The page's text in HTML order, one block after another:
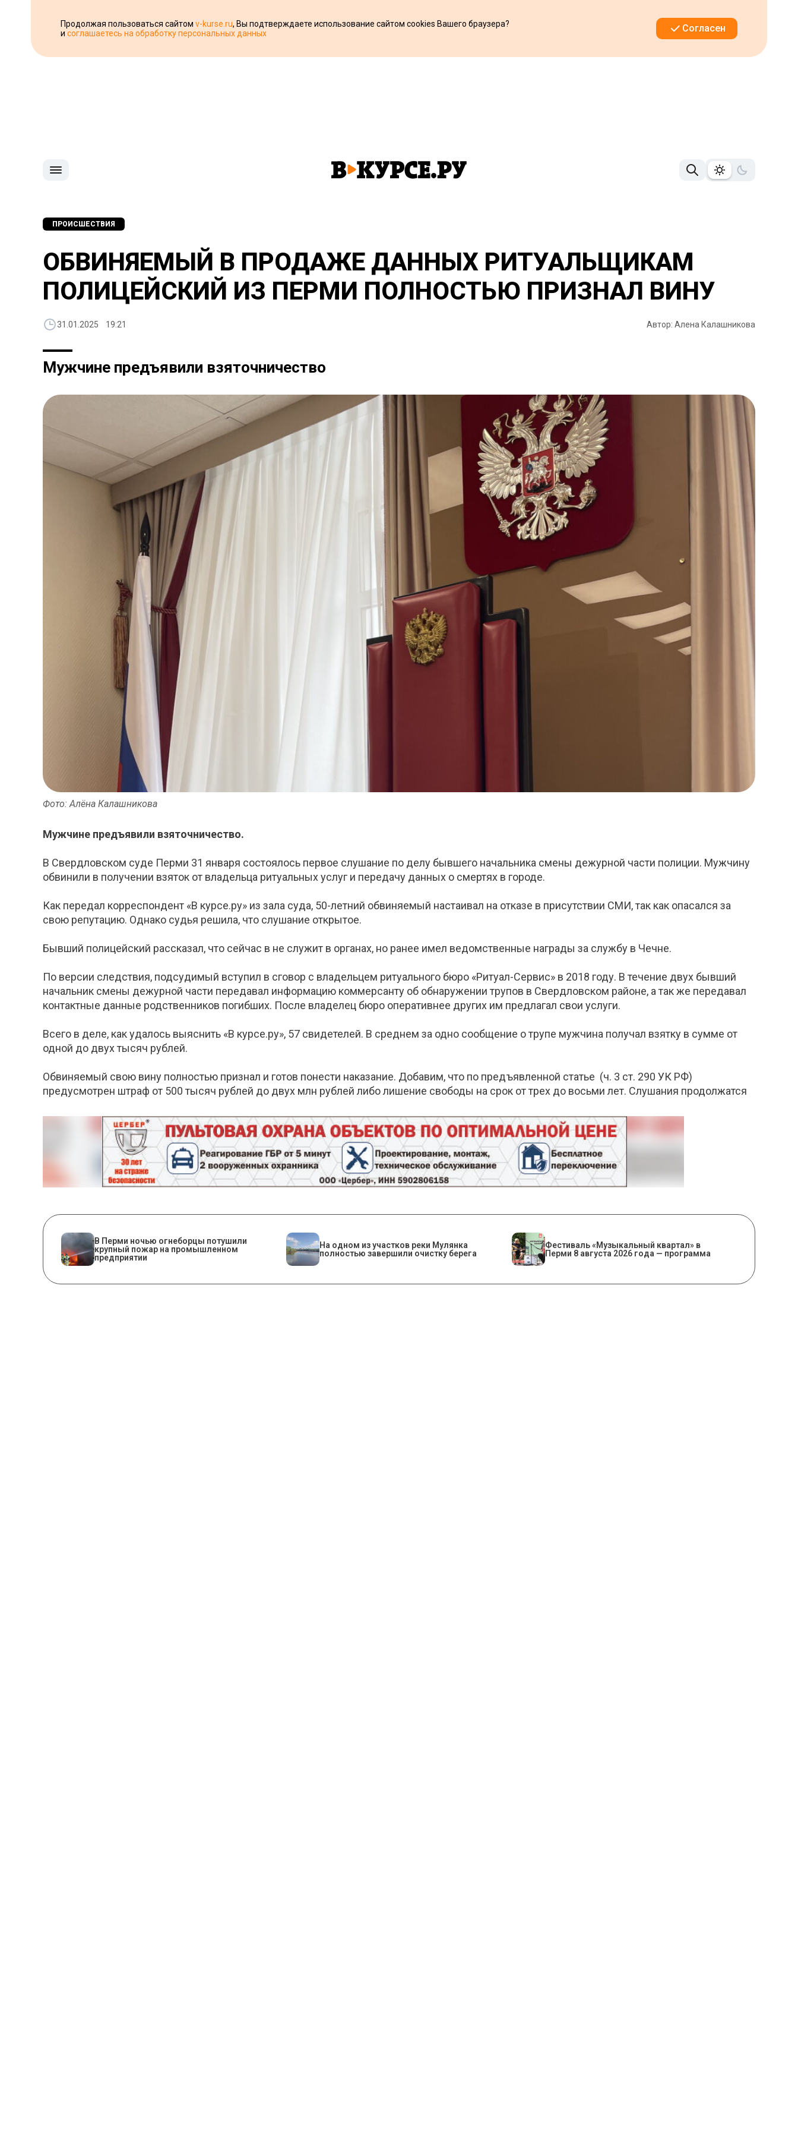
Продолжая пользоваться сайтом v-kurse.ru, Вы подтверждаете использование сайтом cookies Вашего браузера?
и соглашаетесь на обработку персональных данных Согласен
ПРОИСШЕСТВИЯ
ОБВИНЯЕМЫЙ В ПРОДАЖЕ ДАННЫХ РИТУАЛЬЩИКАМ
ПОЛИЦЕЙСКИЙ ИЗ ПЕРМИ ПОЛНОСТЬЮ ПРИЗНАЛ ВИНУ
31.01.2025 19:21 Автор: Алена Калашникова
Мужчине предъявили взяточничество
Фото: Алёна Калашникова
Мужчине предъявили взяточничество.
В Свердловском суде Перми 31 января состоялось первое слушание по делу бывшего начальника смены дежурной части полиции. Мужчину
обвинили в получении взяток от владельца ритуальных услуг и передачу данных о смертях в городе.
Как передал корреспондент «В курсе.ру» из зала суда, 50-летний обвиняемый настаивал на отказе в присутствии СМИ, так как опасался за
свою репутацию. Однако судья решила, что слушание открытое.
Бывший полицейский рассказал, что сейчас в не служит в органах, но ранее имел ведомственные награды за службу в Чечне.
По версии следствия, подсудимый вступил в сговор с владельцем ритуального бюро «Ритуал-Сервис» в 2018 году. В течение двух бывший
начальник смены дежурной части передавал информацию коммерсанту об обнаружении трупов в Свердловском районе, а так же передавал
контактные данные родственников погибших. После владелец бюро оперативнее других им предлагал свои услуги.
Всего в деле, как удалось выяснить «В курсе.ру», 57 свидетелей. В среднем за одно сообщение о трупе мужчина получал взятку в сумме от
одной до двух тысяч рублей.
Обвиняемый свою вину полностью признал и готов понести наказание. Добавим, что по предъявленной статье (ч. 3 ст. 290 УК РФ)
предусмотрен штраф от 500 тысяч рублей до двух млн рублей либо лишение свободы на срок от трех до восьми лет. Слушания продолжатся
​В Перми ночью огнеборцы потушили
крупный пожар на промышленном
предприятии
На одном из участков реки Мулянка
полностью завершили очистку берега
Фестиваль «Музыкальный квартал» в
Перми 8 августа 2026 года — программа